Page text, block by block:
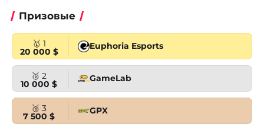
Призовые
🥇 1
20 000 $
Euphoria Esports
🥈 2
10 000 $
GameLab
🥉 3
7 500 $
GPX